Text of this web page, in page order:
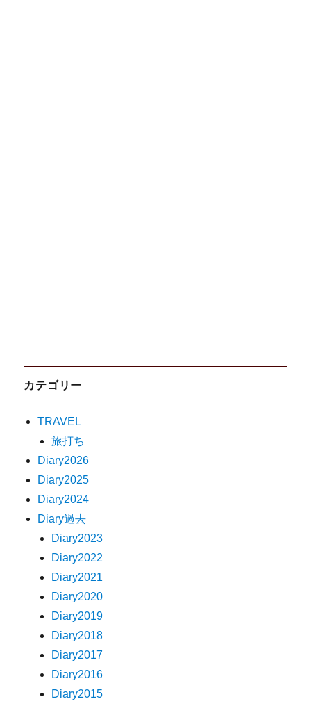
カテゴリー
TRAVEL
旅打ち
Diary2026
Diary2025
Diary2024
Diary過去
Diary2023
Diary2022
Diary2021
Diary2020
Diary2019
Diary2018
Diary2017
Diary2016
Diary2015